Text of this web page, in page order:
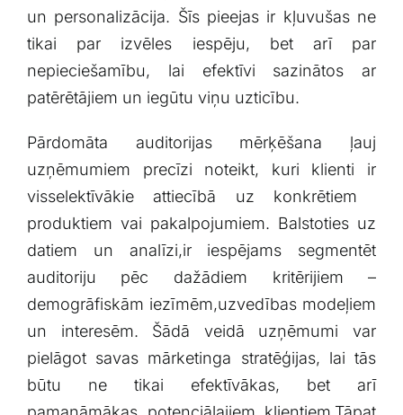
un‍ personalizācija. Šīs pieejas ir kļuvušas ne
tikai par izvēles iespēju, bet arī ​par‍
nepieciešamību, lai efektīvi sazinātos ar
patērētājiem un iegūtu viņu uzticību.
Pārdomāta auditorijas ⁣mērķēšana ļauj
⁣uzņēmumiem ⁣precīzi noteikt, kuri klienti​ ir
visselektīvākie attiecībā uz konkrētiem ​
produktiem‍ vai ‌pakalpojumiem. Balstoties uz
‍datiem un analīzi,ir iespējams segmentēt‌
auditoriju pēc dažādiem‌ kritērijiem –​
demogrāfiskām ​iezīmēm,uzvedības ⁤modeļiem
un interesēm.⁤ Šādā ⁣veidā‍ uzņēmumi var
⁣pielāgot⁣ savas‍ mārketinga stratēģijas, lai tās⁢
būtu ⁢ne tikai efektīvākas, ‌bet arī⁤